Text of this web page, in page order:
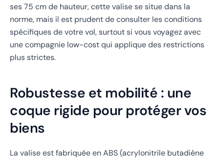
ses 75 cm de hauteur, cette valise se situe dans la
norme, mais il est prudent de consulter les conditions
spécifiques de votre vol, surtout si vous voyagez avec
une compagnie low-cost qui applique des restrictions
plus strictes.
Robustesse et mobilité : une
coque rigide pour protéger vos
biens
La valise est fabriquée en ABS (acrylonitrile butadiène